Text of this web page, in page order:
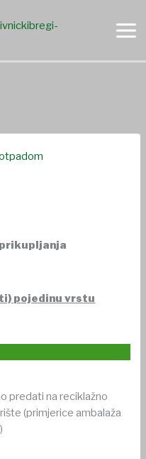
pojedinu vrstu
predati na reciklažno
(primjerice ambalaža